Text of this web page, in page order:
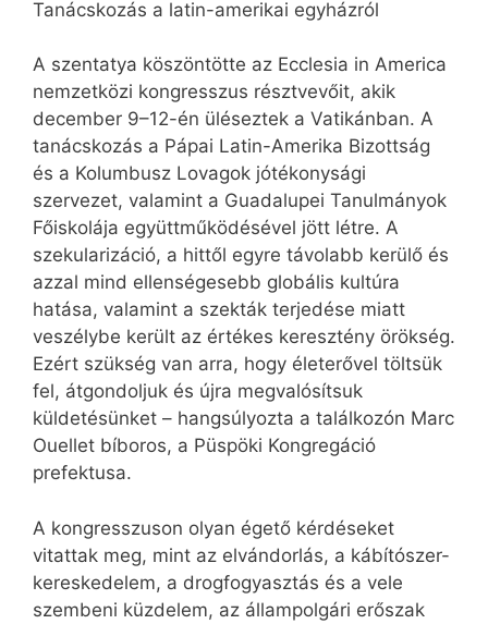
Tanácskozás a latin-amerikai egyházról
A szentatya köszöntötte az Ecclesia in America
nemzetközi kongresszus résztvevőit, akik
december 9–12-én üléseztek a Vatikánban. A
tanácskozás a Pápai Latin-Amerika Bizottság
és a Kolumbusz Lovagok jótékonysági
szervezet, valamint a Guadalupei Tanulmányok
Főiskolája együttműködésével jött létre. A
szekularizáció, a hittől egyre távolabb kerülő és
azzal mind ellenségesebb globális kultúra
hatása, valamint a szekták terjedése miatt
veszélybe került az értékes keresztény örökség.
Ezért szükség van arra, hogy életerővel töltsük
fel, átgondoljuk és újra megvalósítsuk
küldetésünket – hangsúlyozta a találkozón Marc
Ouellet bíboros, a Püspöki Kongregáció
prefektusa.
A kongresszuson olyan égető kérdéseket
vitattak meg, mint az elvándorlás, a kábítószer-
kereskedelem, a drogfogyasztás és a vele
szembeni küzdelem, az állampolgári erőszak